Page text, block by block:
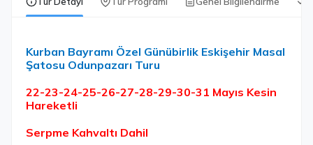
Kurban Bayramı Özel Günübirlik Eskişehir Masal
Şatosu Odunpazarı Turu
22-23-24-25-26-27-28-29-30-31 Mayıs Kesin
Hareketli
Serpme Kahvaltı Dahil